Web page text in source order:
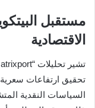
مستقبل
الاقتصادية
تحقيق ارتفاعات
السياسات النقدية